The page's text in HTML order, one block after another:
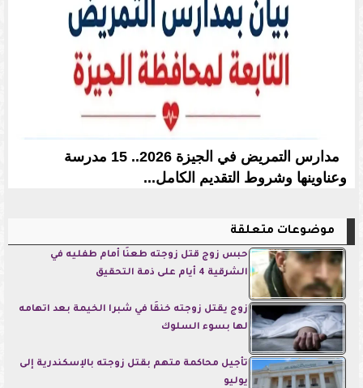
مدارس التمريض في الجيزة 2026.. 15 مدرسة
وعناوينها وشروط التقديم الكامل...
موضوعات متعلقة
حبس زوج قتل زوجته طعنًا أمام طفليه في
الشرقية 4 أيام على ذمة التحقيق
زوج يقتل زوجته خنقًا في شبرا الخيمة بعد اتهامه
لها بسوء السلوك
تأجيل محاكمة متهم بقتل زوجته بالإسكندرية إلى
يوليو